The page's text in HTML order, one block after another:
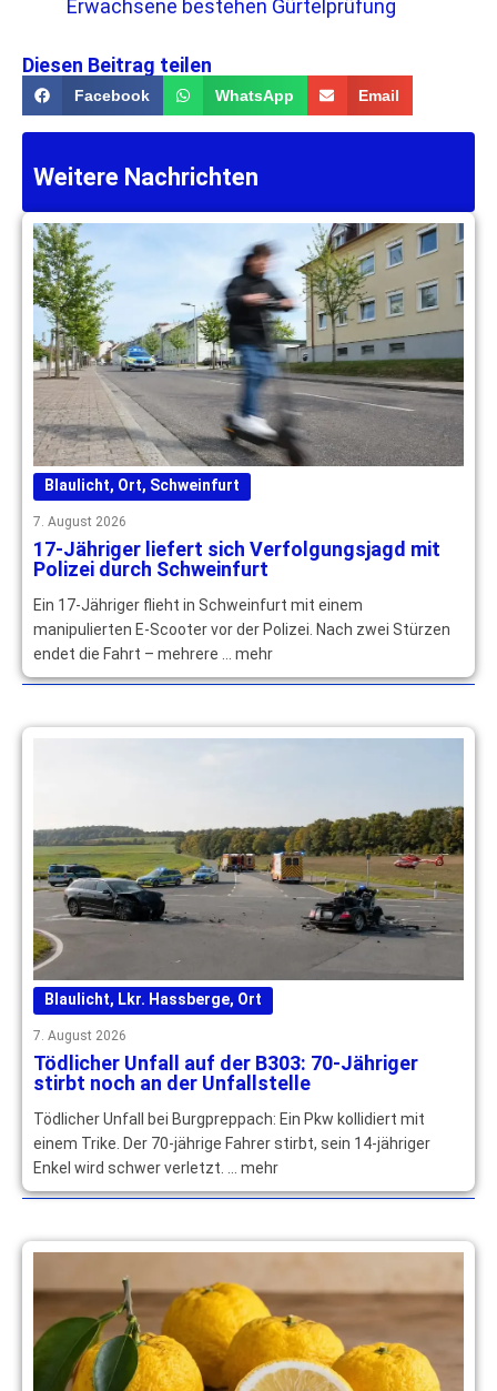
Erwachsene bestehen Gürtelprüfung
Diesen Beitrag teilen
Facebook WhatsApp Email
Weitere Nachrichten
Blaulicht, Ort, Schweinfurt
7. August 2026
17-Jähriger liefert sich Verfolgungsjagd mit
Polizei durch Schweinfurt
Ein 17-Jähriger flieht in Schweinfurt mit einem
manipulierten E-Scooter vor der Polizei. Nach zwei Stürzen
endet die Fahrt – mehrere … mehr
Blaulicht, Lkr. Hassberge, Ort
7. August 2026
Tödlicher Unfall auf der B303: 70-Jähriger
stirbt noch an der Unfallstelle
Tödlicher Unfall bei Burgpreppach: Ein Pkw kollidiert mit
einem Trike. Der 70-jährige Fahrer stirbt, sein 14-jähriger
Enkel wird schwer verletzt. … mehr